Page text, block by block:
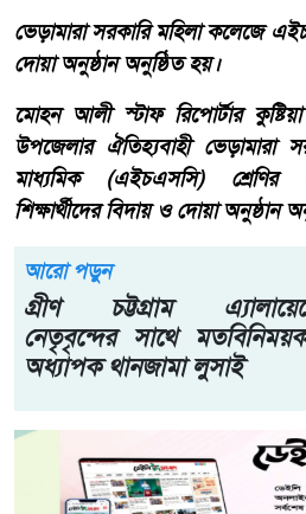
ভেড়ামারা সরকারি মহিলা কলেজে
দোয়া অনুষ্ঠান অনুষ্ঠিত হয়।
​মোহন আলী স্টাফ রিপোর্টার কুষ্টিয়া
উপজেলার ঐতিহ্যবাহী ভেড়ামারা
মাধ্যমিক (এইচএসসি) শ্রেণির
শিক্ষার্থীদের বিদায় ও দোয়া অনুষ্ঠান
আরো পড়ুন
গ্রীণ চট্টগ্রাম
নেতৃবৃন্দের সাথে
অধ্যাপক থানজামা লুসাই